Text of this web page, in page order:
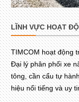
LĨNH VỰC HOẠT
TIMCOM hoạt động
Đại lý phân phối xe
tông, cần cẩu tự
hiệu nổi tiếng và uy